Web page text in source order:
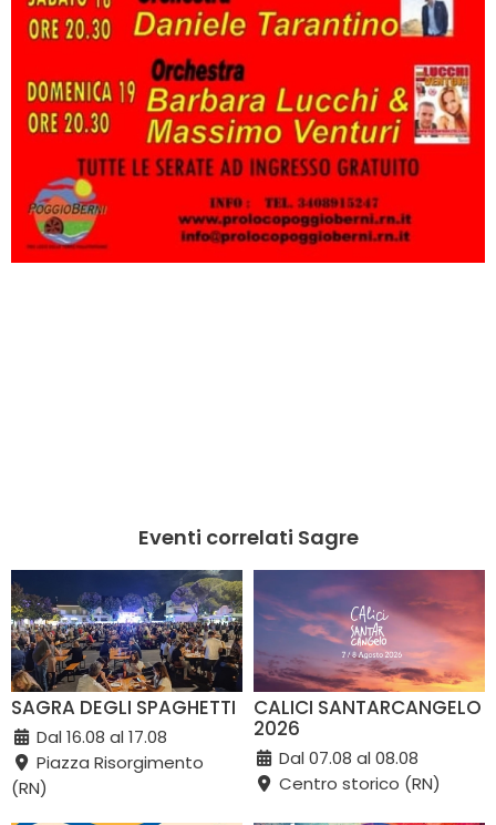
Eventi correlati Sagre
SAGRA DEGLI SPAGHETTI
Dal 16.08 al 17.08
Piazza Risorgimento
(RN)
CALICI SANTARCANGELO
2026
Dal 07.08 al 08.08
Centro storico (RN)